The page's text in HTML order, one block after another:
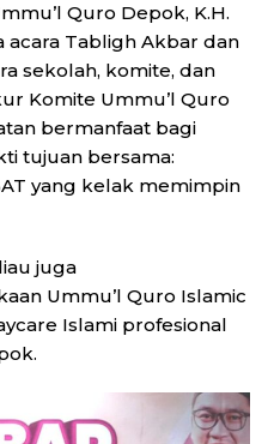
Quro Depok, K.H.
acara Tabligh Akbar dan
sekolah, komite, dan
Komite Ummu’l Quro
bermanfaat bagi
tujuan bersama:
yang kelak memimpin
juga
Ummu’l Quro Islamic
Islami profesional